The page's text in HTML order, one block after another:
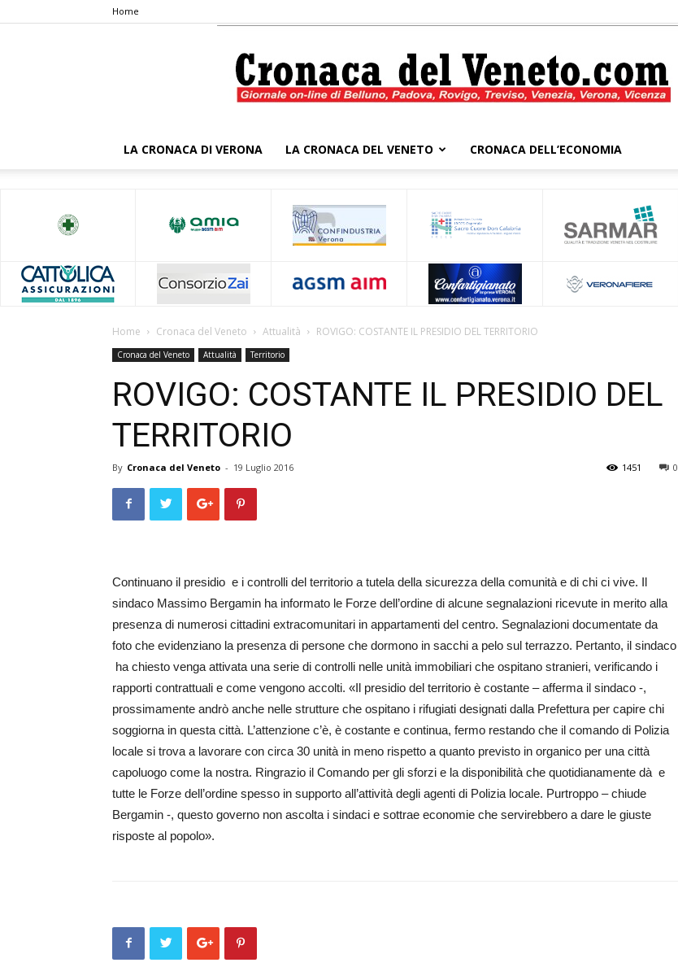
Home
Veneto
LA CRONACA DI VERONA LA CRONACA DEL VENETO CRONACA DELL’ECONOMIA
Home Cronaca del Veneto Attualità ROVIGO: COSTANTE IL PRESIDIO DEL TERRITORIO
Cronaca del Veneto Attualità Territorio
ROVIGO: COSTANTE IL PRESIDIO DEL
TERRITORIO
By Cronaca del Veneto - 19 Luglio 2016 0
1451
Continuano il presidio e i controlli del territorio a tutela della sicurezza della comunità e di chi ci vive. Il
sindaco Massimo Bergamin ha informato le Forze dell’ordine di alcune segnalazioni ricevute in merito alla
presenza di numerosi cittadini extracomunitari in appartamenti del centro. Segnalazioni documentate da
foto che evidenziano la presenza di persone che dormono in sacchi a pelo sul terrazzo. Pertanto, il sindaco
ha chiesto venga attivata una serie di controlli nelle unità immobiliari che ospitano stranieri, verificando i
rapporti contrattuali e come vengono accolti. «Il presidio del territorio è costante – afferma il sindaco -,
prossimamente andrò anche nelle strutture che ospitano i rifugiati designati dalla Prefettura per capire chi
soggiorna in questa città. L’attenzione c’è, è costante e continua, fermo restando che il comando di Polizia
locale si trova a lavorare con circa 30 unità in meno rispetto a quanto previsto in organico per una città
capoluogo come la nostra. Ringrazio il Comando per gli sforzi e la disponibilità che quotidianamente dà e
tutte le Forze dell’ordine spesso in supporto all’attività degli agenti di Polizia locale. Purtroppo – chiude
Bergamin -, questo governo non ascolta i sindaci e sottrae economie che servirebbero a dare le giuste
risposte al popolo».